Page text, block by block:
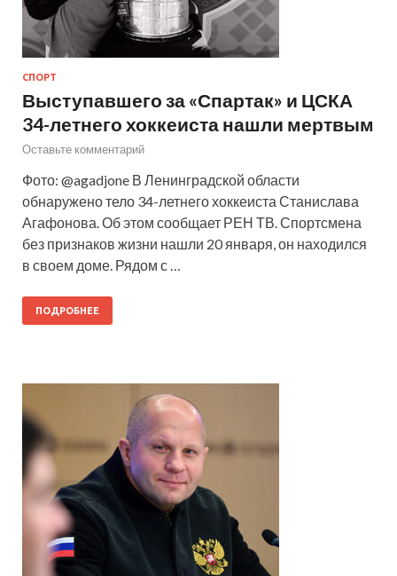
СПОРТ
Выступавшего за «Спартак» и ЦСКА
34-летнего хоккеиста нашли мертвым
Оставьте комментарий
Фото: @agadjone В Ленинградской области
обнаружено тело 34-летнего хоккеиста Станислава
Агафонова. Об этом сообщает РЕН ТВ. Спортсмена
без признаков жизни нашли 20 января, он находился
в своем доме. Рядом с …
ПОДРОБНЕЕ